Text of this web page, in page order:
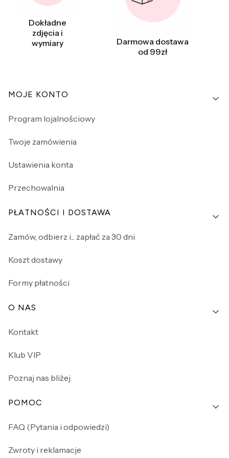
Dokładne
zdjęcia i
wymiary
Darmowa dostawa
od 99zł
Linki w stopce
MOJE KONTO
Program lojalnościowy
Twoje zamówienia
Ustawienia konta
Przechowalnia
PŁATNOŚCI I DOSTAWA
Zamów, odbierz i... zapłać za 30 dni
Koszt dostawy
Formy płatności
O NAS
Kontakt
Klub VIP
Poznaj nas bliżej
POMOC
FAQ (Pytania i odpowiedzi)
Zwroty i reklamacje